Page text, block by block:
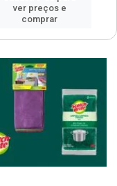
ver preços e
comprar